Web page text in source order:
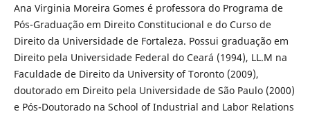
Ana Virginia Moreira Gomes é professora do Programa de
Pós-Graduação em Direito Constitucional e do Curso de
Direito da Universidade de Fortaleza. Possui graduação em
Direito pela Universidade Federal do Ceará (1994), LL.M na
Faculdade de Direito da University of Toronto (2009),
doutorado em Direito pela Universidade de São Paulo (2000)
e Pós-Doutorado na School of Industrial and Labor Relations